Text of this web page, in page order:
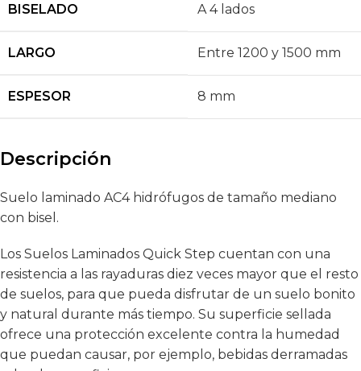
BISELADO A 4 lados
LARGO Entre 1200 y 1500 mm
ESPESOR 8 mm
Descripción
Suelo laminado AC4 hidrófugos de tamaño mediano
con bisel.
Los Suelos Laminados Quick Step cuentan con una
resistencia a las rayaduras diez veces mayor que el resto
de suelos, para que pueda disfrutar de un suelo bonito
y natural durante más tiempo. Su superficie sellada
ofrece una protección excelente contra la humedad
que puedan causar, por ejemplo, bebidas derramadas